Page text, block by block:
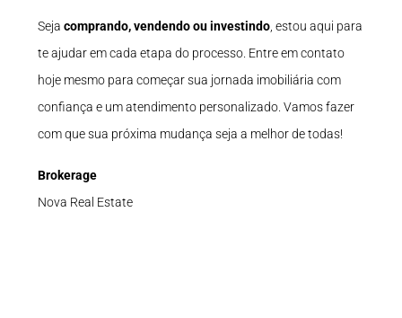
Seja comprando, vendendo ou investindo , estou aqui para
te ajudar em cada etapa do processo. Entre em contato
hoje mesmo para começar sua jornada imobiliária com
confiança e um atendimento personalizado. Vamos fazer
com que sua próxima mudança seja a melhor de todas!
Brokerage
Nova Real Estate